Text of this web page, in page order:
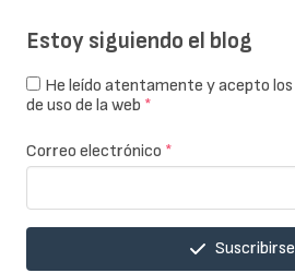
Estoy siguiendo el blog
He leído atentamente y acepto los
de uso de la web *
Correo electrónico *
Suscribirse